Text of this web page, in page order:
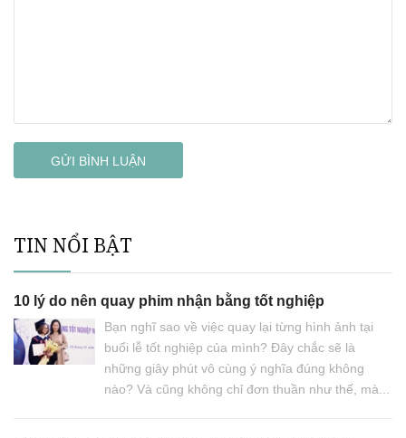
GỬI BÌNH LUẬN
TIN NỔI BẬT
10 lý do nên quay phim nhận bằng tốt nghiệp
Bạn nghĩ sao về việc quay lại từng hình ảnh tại
buổi lễ tốt nghiệp của mình? Đây chắc sẽ là
những giây phút vô cùng ý nghĩa đúng không
nào? Và cũng không chỉ đơn thuần như thế, mà...